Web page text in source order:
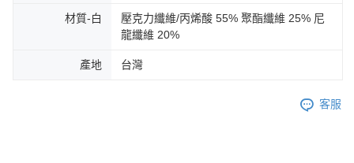
材質-白
壓克力纖維/丙烯酸 55% 聚酯纖維 25% 尼
龍纖維 20%
產地 台灣
客服